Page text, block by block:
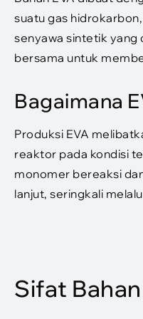
suatu gas
senyawa sintetik yang
bersama untuk
Bagaimana
Produksi EVA
reaktor pada kondisi
monomer bereaksi
lanjut, seringkali
Sifat Bahan